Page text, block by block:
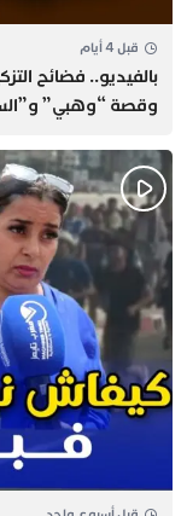
قبل 4 أيام
بالفيديو.. فضائح
وقصة “وهبي”